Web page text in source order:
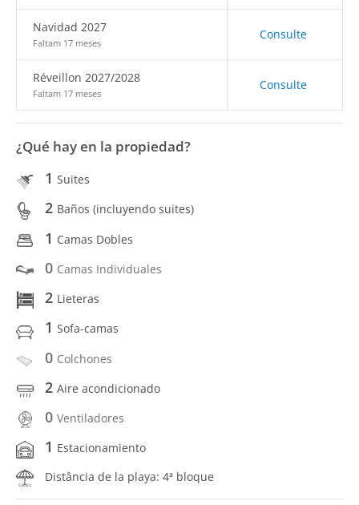
Navidad 2027
Faltam 17 meses
Consulte
Réveillon 2027/2028
Faltam 17 meses
Consulte
¿Qué hay en la propiedad?
1 Suites
2 Baños (incluyendo suites)
1 Camas Dobles
0 Camas Individuales
2 Lieteras
1 Sofa-camas
0 Colchones
2 Aire acondicionado
0 Ventiladores
1 Estacionamiento
Distância de la playa: 4ª bloque